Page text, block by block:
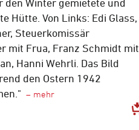
den Winter gemietete und
Hütte. Von Links: Edi Glass,
Steuerkomissär
mit Frua, Franz Schmidt mit
Hanni Wehrli. Das Bild
den Ostern 1942